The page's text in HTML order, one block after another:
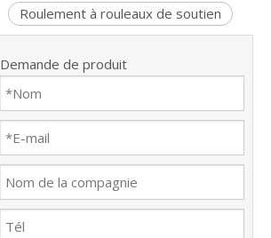
Roulement à rouleaux de soutien
Demande de produit